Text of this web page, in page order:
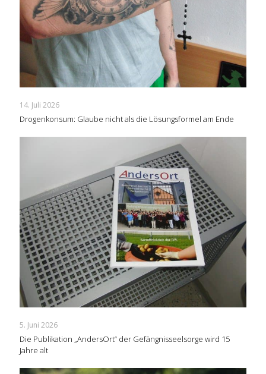
14. Juli 2026
Drogenkonsum: Glaube nicht als die Lösungsformel am Ende
5. Juni 2026
Die Publikation „AndersOrt“ der Gefängnisseelsorge wird 15
Jahre alt